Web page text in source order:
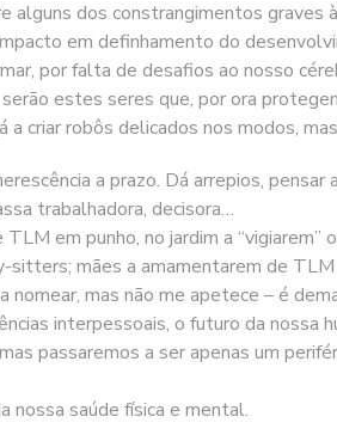
alguns dos constrangimentos graves
em definhamento do
por falta de desafios ao nosso
estes seres que, por ora
criar robôs delicados nos modos,
a prazo. Dá arrepios,
trabalhadora, decisora…
em punho, no jardim a
mães a amamentarem de
nomear, mas não me apetece – é
interpessoais, o futuro da
passaremos a ser apenas um
nossa saúde física e mental.